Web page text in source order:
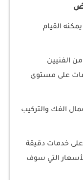
القيام
الفنيين
على مستوى
الفك والتركيب
خدمات دقيقة
التي سوف